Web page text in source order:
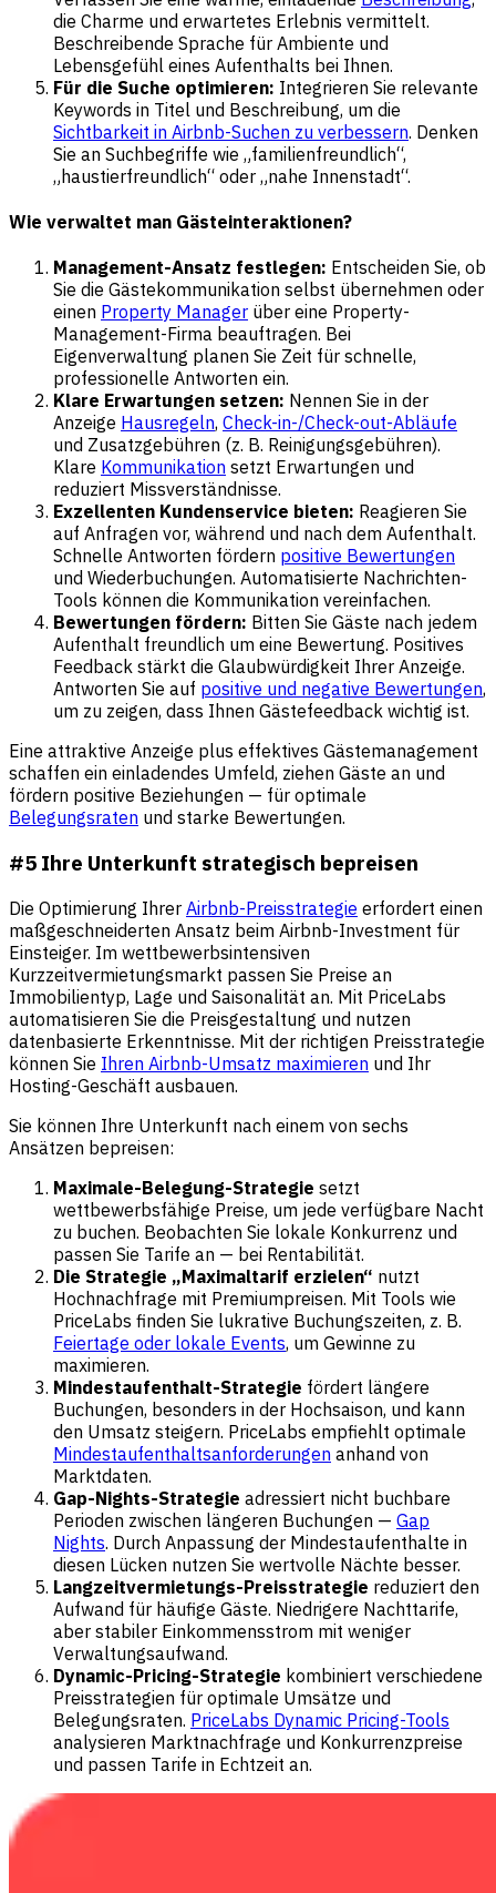
die Charme und erwartetes Erlebnis vermittelt.
Beschreibende Sprache für Ambiente und
Lebensgefühl eines Aufenthalts bei Ihnen.
Für die Suche optimieren: Integrieren Sie relevante
Keywords in Titel und Beschreibung, um die
Sichtbarkeit in Airbnb-Suchen zu verbessern. Denken
Sie an Suchbegriffe wie „familienfreundlich“,
„haustierfreundlich“ oder „nahe Innenstadt“.
Wie verwaltet man Gästeinteraktionen?
Management-Ansatz festlegen: Entscheiden Sie, ob
Sie die Gästekommunikation selbst übernehmen oder
einen Property Manager über eine Property-
Management-Firma beauftragen. Bei
Eigenverwaltung planen Sie Zeit für schnelle,
professionelle Antworten ein.
Klare Erwartungen setzen: Nennen Sie in der
Anzeige Hausregeln, Check-in-/Check-out-Abläufe
und Zusatzgebühren (z. B. Reinigungsgebühren).
Klare Kommunikation setzt Erwartungen und
reduziert Missverständnisse.
Exzellenten Kundenservice bieten: Reagieren Sie
auf Anfragen vor, während und nach dem Aufenthalt.
Schnelle Antworten fördern positive Bewertungen
und Wiederbuchungen. Automatisierte Nachrichten-
Tools können die Kommunikation vereinfachen.
Bewertungen fördern: Bitten Sie Gäste nach jedem
Aufenthalt freundlich um eine Bewertung. Positives
Feedback stärkt die Glaubwürdigkeit Ihrer Anzeige.
Antworten Sie auf positive und negative Bewertungen,
um zu zeigen, dass Ihnen Gästefeedback wichtig ist.
Eine attraktive Anzeige plus effektives Gästemanagement
schaffen ein einladendes Umfeld, ziehen Gäste an und
fördern positive Beziehungen — für optimale
Belegungsraten und starke Bewertungen.
#5 Ihre Unterkunft strategisch bepreisen
Die Optimierung Ihrer Airbnb-Preisstrategie erfordert einen
maßgeschneiderten Ansatz beim Airbnb-Investment für
Einsteiger. Im wettbewerbsintensiven
Kurzzeitvermietungsmarkt passen Sie Preise an
Immobilientyp, Lage und Saisonalität an. Mit PriceLabs
automatisieren Sie die Preisgestaltung und nutzen
datenbasierte Erkenntnisse. Mit der richtigen Preisstrategie
können Sie Ihren Airbnb-Umsatz maximieren und Ihr
Hosting-Geschäft ausbauen.
Sie können Ihre Unterkunft nach einem von sechs
Ansätzen bepreisen:
Maximale-Belegung-Strategie setzt
wettbewerbsfähige Preise, um jede verfügbare Nacht
zu buchen. Beobachten Sie lokale Konkurrenz und
passen Sie Tarife an — bei Rentabilität.
Die Strategie „Maximaltarif erzielen“ nutzt
Hochnachfrage mit Premiumpreisen. Mit Tools wie
PriceLabs finden Sie lukrative Buchungszeiten, z. B.
Feiertage oder lokale Events, um Gewinne zu
maximieren.
Mindestaufenthalt-Strategie fördert längere
Buchungen, besonders in der Hochsaison, und kann
den Umsatz steigern. PriceLabs empfiehlt optimale
Mindestaufenthaltsanforderungen anhand von
Marktdaten.
Gap-Nights-Strategie adressiert nicht buchbare
Perioden zwischen längeren Buchungen — Gap
Nights. Durch Anpassung der Mindestaufenthalte in
diesen Lücken nutzen Sie wertvolle Nächte besser.
Langzeitvermietungs-Preisstrategie reduziert den
Aufwand für häufige Gäste. Niedrigere Nachttarife,
aber stabiler Einkommensstrom mit weniger
Verwaltungsaufwand.
Dynamic-Pricing-Strategie kombiniert verschiedene
Preisstrategien für optimale Umsätze und
Belegungsraten. PriceLabs Dynamic Pricing-Tools
analysieren Marktnachfrage und Konkurrenzpreise
und passen Tarife in Echtzeit an.